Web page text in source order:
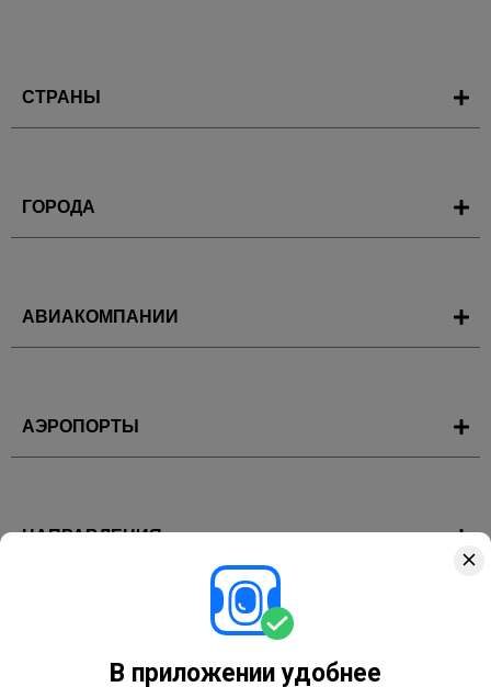
В приложении удобнее
СТРАНЫ
ГОРОДА
АВИАКОМПАНИИ
АЭРОПОРТЫ
НАПРАВЛЕНИЯ